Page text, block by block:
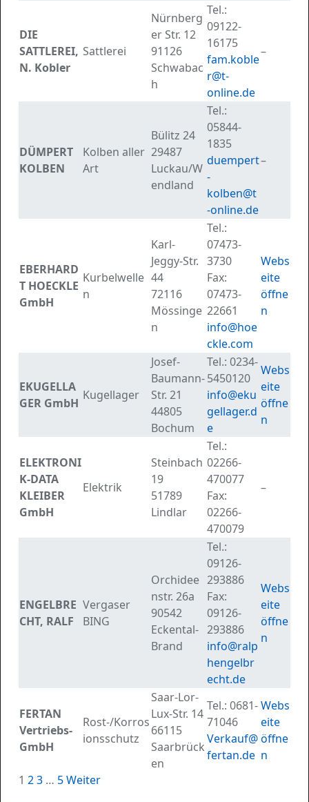
Dienstleisterverzeichnis
DIE
SATTLEREI,
N. Kobler
Sattlerei
Nürnberg
er Str. 12
91126
Schwabac
h
Tel.:
09122-
16175
fam.koble
r@t-
online.de
–
DÜMPERT
KOLBEN
Kolben aller
Art
Bülitz 24
29487
Luckau/W
endland
Tel.:
05844-
1835
duempert
-
kolben@t
-online.de
–
EBERHARD
T HOECKLE
GmbH
Kurbelwelle
n
Karl-
Jeggy-Str.
44
72116
Mössinge
n
Tel.:
07473-
3730
Fax:
07473-
22661
info@hoe
ckle.com
Webs
eite
öffne
n
EKUGELLA
GER GmbH
Kugellager
Josef-
Baumann-
Str. 21
44805
Bochum
Tel.: 0234-
5450120
info@eku
gellager.d
e
Webs
eite
öffne
n
ELEKTRONI
K-DATA
KLEIBER
GmbH
Elektrik
Steinbach
19
51789
Lindlar
Tel.:
02266-
470077
Fax:
02266-
470079
–
ENGELBRE
CHT, RALF
Vergaser
BING
Orchidee
nstr. 26a
90542
Eckental-
Brand
Tel.:
09126-
293886
Fax:
09126-
293886
info@ralp
hengelbr
echt.de
Webs
eite
öffne
n
FERTAN
Vertriebs-
GmbH
Rost-/Korros
ionsschutz
Saar-Lor-
Lux-Str. 14
66115
Saarbrück
en
Tel.: 0681-
71046
Verkauf@
fertan.de
Webs
eite
öffne
n
1 23 … 5Weiter